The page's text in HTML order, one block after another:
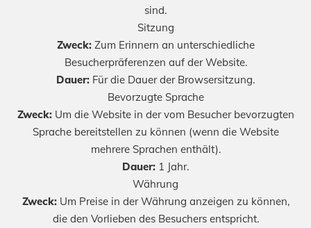
sind.
Sitzung
Zweck: Zum Erinnern an unterschiedliche
Besucherpräferenzen auf der Website.
Dauer: Für die Dauer der Browsersitzung.
Bevorzugte Sprache
Zweck:Um die Website in der vom Besucher bevorzugten
Sprache bereitstellen zu können (wenn die Website
mehrere Sprachen enthält).
Dauer: 1 Jahr.
Währung
Zweck:Um Preise in der Währung anzeigen zu können,
die den Vorlieben des Besuchers entspricht.